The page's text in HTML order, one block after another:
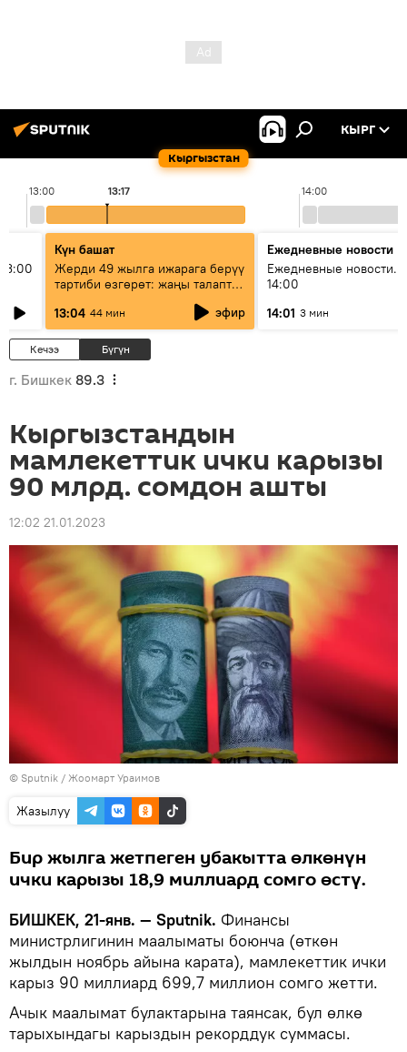
Кыргызстан
КЫРГ
13:00 14:00
13:17
Күн башат
Жерди 49 жылга ижарага берүү
тартиби өзгөрөт: жаңы талаптар
13:04 44 мин эфир
Ежедневные новости
Ежедневные новости.
14:00
14:01 3 мин
Кечээ Бүгүн
г. Бишкек 89.3
Кыргызстандын
мамлекеттик ички карызы
90 млрд. сомдон ашты
12:02 21.01.2023
© Sputnik / Жоомарт Ураимов
Жазылуу
Бир жылга жетпеген убакытта өлкөнүн
ички карызы 18,9 миллиард сомго өстү.
БИШКЕК, 21-янв. — Sputnik. Финансы
министрлигинин маалыматы боюнча (өткөн
жылдын ноябрь айына карата), мамлекеттик ички
карыз 90 миллиард 699,7 миллион сомго жетти.
Ачык маалымат булактарына таянсак, бул өлкө
тарыхындагы карыздын рекорддук суммасы.